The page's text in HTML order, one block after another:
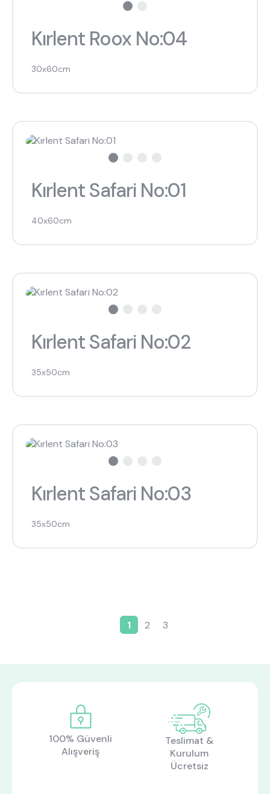
Kırlent Roox No:04
30x60cm
Kırlent Safari No:01
40x60cm
Kırlent Safari No:02
35x50cm
Kırlent Safari No:03
35x50cm
Şu an kullanılan sayfa
1 Page
2 Page
3
100% Güvenli
Alışveriş
Teslimat &
Kurulum
Ücretsiz